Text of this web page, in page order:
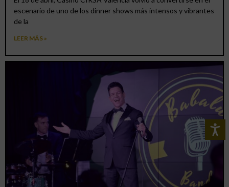
escenario de uno de los dinner shows más intensos y vibrantes
de la
LEER MÁS »